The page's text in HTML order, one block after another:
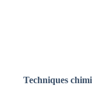
Techniques